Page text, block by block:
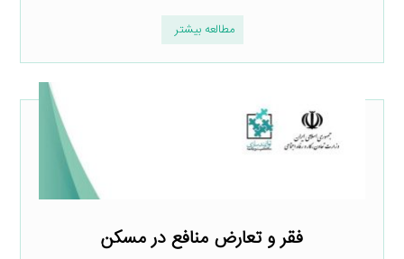
مطالعه بیشتر
فقر و تعارض منافع در مسکن